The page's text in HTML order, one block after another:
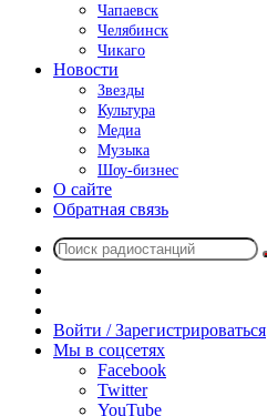
Чапаевск
Челябинск
Чикаго
Новости
Звезды
Культура
Медиа
Музыка
Шоу-бизнес
О сайте
Обратная связь
радио
Войти / Зарегистрироваться
Мы в соцсетях
Facebook
Twitter
YouTube